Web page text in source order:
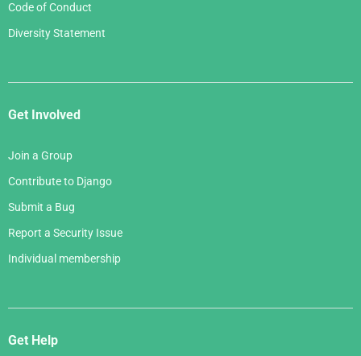
Code of Conduct
Diversity Statement
Get Involved
Join a Group
Contribute to Django
Submit a Bug
Report a Security Issue
Individual membership
Get Help